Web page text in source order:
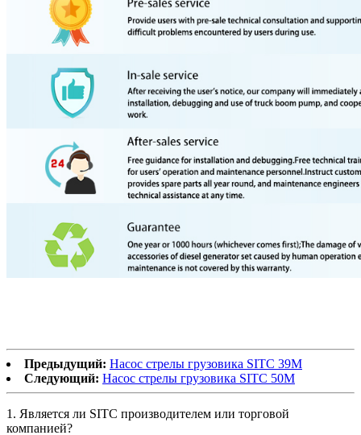
Предыдущий: Насос стрелы грузовика SITC 39M
Следующий: Насос стрелы грузовика SITC 50M
1. Является ли SITC производителем или торговой
компанией?